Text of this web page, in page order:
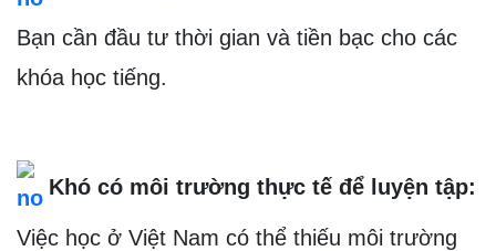
Bạn cần đầu tư thời gian và tiền bạc cho các
khóa học tiếng.
Việc học ở Việt Nam có thể thiếu môi trường